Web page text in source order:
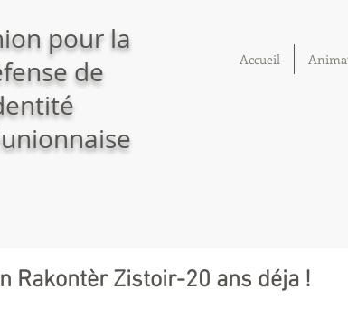
pour la
de
Accueil
Rakontèr Zistoir-20 ans déja !